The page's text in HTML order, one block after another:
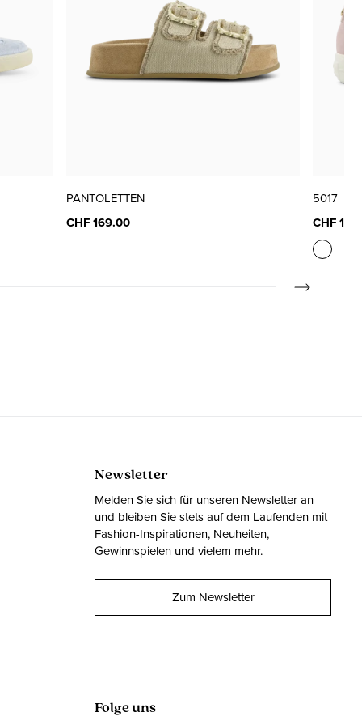
PANTOLETTEN
CHF 169.00
5017
CHF
Newsletter
Melden Sie sich für unseren Newsletter an
und bleiben Sie stets auf dem Laufenden mit
Fashion-Inspirationen, Neuheiten,
Gewinnspielen und vielem mehr.
Zum Newsletter
Folge uns